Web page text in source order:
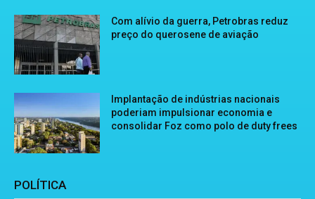
Com alívio da guerra, Petrobras reduz
preço do querosene de aviação
Implantação de indústrias nacionais
poderiam impulsionar economia e
consolidar Foz como polo de duty frees
POLÍTICA